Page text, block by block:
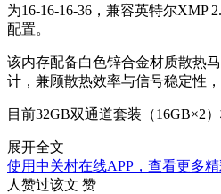
为16-16-16-36，兼容英特尔XMP
配置。
该内存配备白色锌合金材质散热
计，兼顾散热效率与信号稳定性
目前32GB双通道套装（16GB×2）
展开全文
使用中关村在线APP，查看更多
人赞过该文 赞